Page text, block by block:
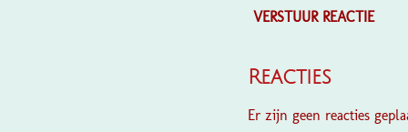
VERSTUUR REACTIE
Reacties
Er zijn geen reacties